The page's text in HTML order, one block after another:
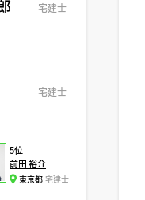
宅建士
宅建士
5位
前田 裕介
宅建士
東京都